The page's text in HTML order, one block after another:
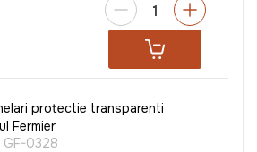
protectie transparenti
Fermier
GF-0328